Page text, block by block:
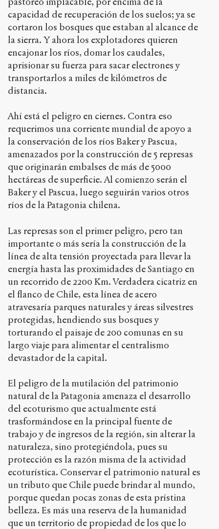
capacidad de recuperación de los suelos; ya se
cortaron los bosques que estaban al alcance de
la sierra. Y ahora los explotadores quieren
encajonar los ríos, domar los caudales,
aprisionar su fuerza para sacar electrones y
transportarlos a miles de kilómetros de
distancia.
Ahí está el peligro en ciernes. Contra eso
requerimos una corriente mundial de apoyo a
la conservación de los ríos Baker y Pascua,
amenazados por la construcción de 5 represas
que originarán embalses de más de 5000
hectáreas de superficie. Al comienzo serán el
Baker y el Pascua, luego seguirán varios otros
ríos de la Patagonia chilena.
Las represas son el primer peligro, pero tan
importante o más sería la construcción de la
línea de alta tensión proyectada para llevar la
energía hasta las proximidades de Santiago en
un recorrido de 2200 Km. Verdadera cicatriz en
el flanco de Chile, esta línea de acero
atravesaría parques naturales y áreas silvestres
protegidas, hendiendo sus bosques y
torturando el paisaje de 200 comunas en su
largo viaje para alimentar el centralismo
devastador de la capital.
El peligro de la mutilación del patrimonio
natural de la Patagonia amenaza el desarrollo
del ecoturismo que actualmente está
trasformándose en la principal fuente de
trabajo y de ingresos de la región, sin alterar la
naturaleza, sino protegiéndola, pues su
protección es la razón misma de la actividad
ecoturística. Conservar el patrimonio natural es
un tributo que Chile puede brindar al mundo,
porque quedan pocas zonas de esta prístina
belleza. Es más una reserva de la humanidad
que un territorio de propiedad de los que lo